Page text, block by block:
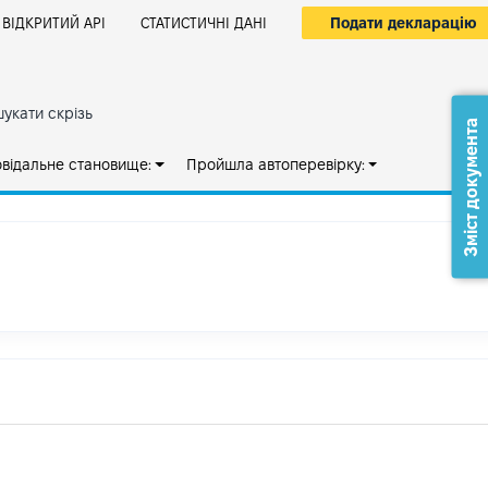
ВІДКРИТИЙ АРІ СТАТИСТИЧНІ ДАНІ Подати декларацію
скрізь
становище: Пройшла автоперевірку: Зміст документа